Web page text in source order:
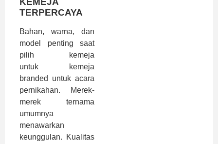
TERPERCAYA
Bahan, warna, dan
model penting saat
pilih kemeja
untuk
kemeja
branded untuk acara
pernikahan. Merek-
merek ternama
umumnya
menawarkan
keunggulan. Kualitas